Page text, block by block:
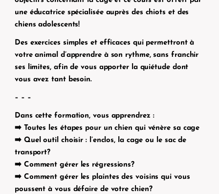
une éducatrice spécialisée auprès des chiots et des
chiens adolescents!
Des exercices simples et efficaces qui permettront à
votre animal d’apprendre à son rythme, sans franchir
ses limites, afin de vous apporter la quiétude dont
vous avez tant besoin.
– – –
Dans cette formation, vous apprendrez :
➡️ Toutes les étapes pour un chien qui vénère sa cage
➡️ Quel outil choisir : l’enclos, la cage ou le sac de
transport?
➡️ Comment gérer les régressions?
➡️ Comment gérer les plaintes des voisins qui vous
poussent à vous défaire de votre chien?